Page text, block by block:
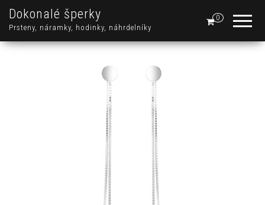
Dokonalé šperky
Prsteny, náramky, hodinky, náhrdelníky
0